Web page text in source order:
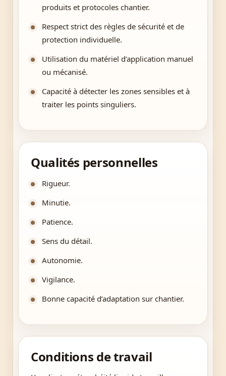
produits et protocoles chantier.
Respect strict des règles de sécurité et de
protection individuelle.
Utilisation du matériel d’application manuel
ou mécanisé.
Capacité à détecter les zones sensibles et à
traiter les points singuliers.
Qualités personnelles
Rigueur.
Minutie.
Patience.
Sens du détail.
Autonomie.
Vigilance.
Bonne capacité d’adaptation sur chantier.
Conditions de travail